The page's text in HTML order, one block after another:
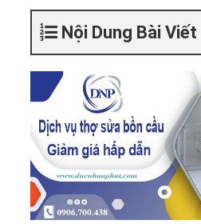
Nội Dung Bài Viết